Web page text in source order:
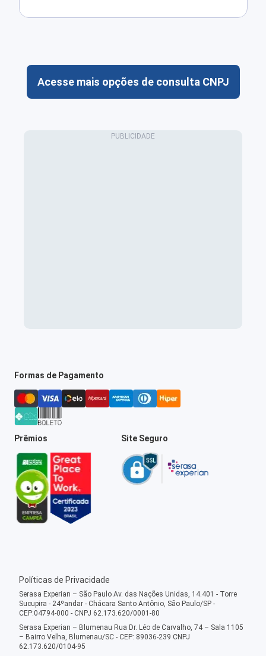
Acesse mais opções de consulta CNPJ
Formas de Pagamento
Prêmios Site Seguro
Políticas de Privacidade
Serasa Experian – São Paulo Av. das Nações Unidas, 14.401 - Torre
Sucupira - 24ºandar - Chácara Santo Antônio, São Paulo/SP -
CEP:04794-000 - CNPJ 62.173.620/0001-80
Serasa Experian – Blumenau Rua Dr. Léo de Carvalho, 74 – Sala 1105
– Bairro Velha, Blumenau/SC - CEP: 89036-239 CNPJ
62.173.620/0104-95